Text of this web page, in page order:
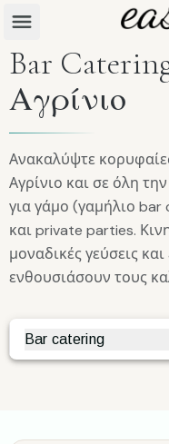
Bar
Αγρίνιο
Ανακαλύψτε
Αγρίνιο και σε όλη
για γάμο (γαμήλιο bar
και private parties.
μοναδικές γεύσεις
ενθουσιάσουν τους
Vendor Search
Bar catering
City Search